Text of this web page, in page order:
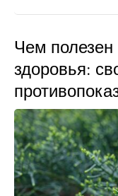
Чем
здоровья: